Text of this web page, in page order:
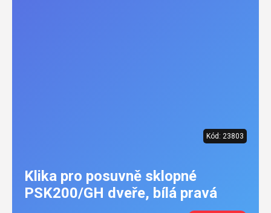
Kód: 23803
Klika pro posuvně sklopné
PSK200/GH dveře, bílá pravá